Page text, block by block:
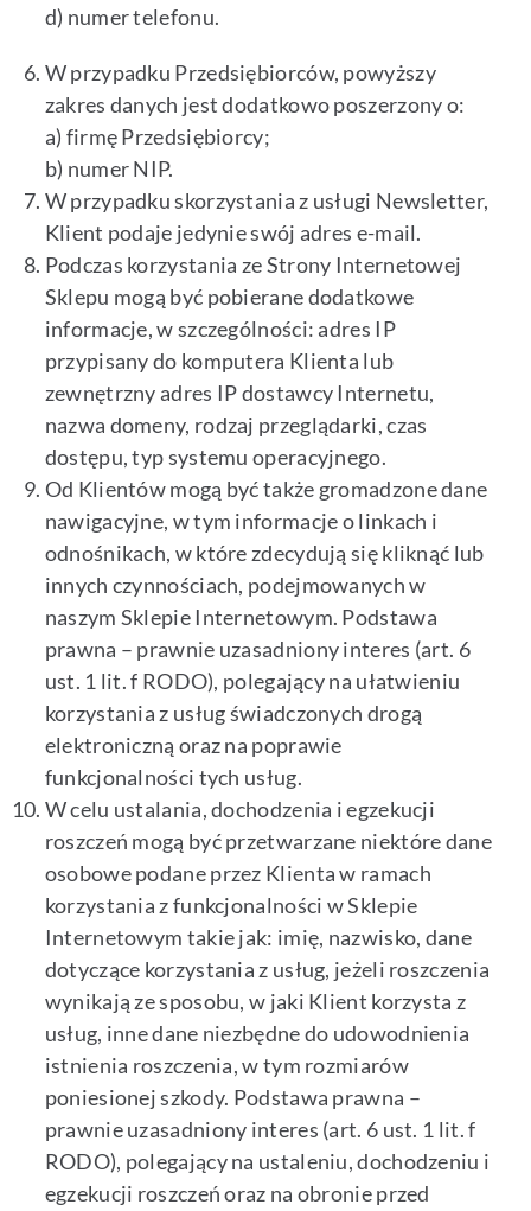
d) numer telefonu.
W przypadku Przedsiębiorców, powyższy
zakres danych jest dodatkowo poszerzony o:
a) firmę Przedsiębiorcy;
b) numer NIP.
W przypadku skorzystania z usługi Newsletter,
Klient podaje jedynie swój adres e-mail.
Podczas korzystania ze Strony Internetowej
Sklepu mogą być pobierane dodatkowe
informacje, w szczególności: adres IP
przypisany do komputera Klienta lub
zewnętrzny adres IP dostawcy Internetu,
nazwa domeny, rodzaj przeglądarki, czas
dostępu, typ systemu operacyjnego.
Od Klientów mogą być także gromadzone dane
nawigacyjne, w tym informacje o linkach i
odnośnikach, w które zdecydują się kliknąć lub
innych czynnościach, podejmowanych w
naszym Sklepie Internetowym. Podstawa
prawna – prawnie uzasadniony interes (art. 6
ust. 1 lit. f RODO), polegający na ułatwieniu
korzystania z usług świadczonych drogą
elektroniczną oraz na poprawie
funkcjonalności tych usług.
W celu ustalania, dochodzenia i egzekucji
roszczeń mogą być przetwarzane niektóre dane
osobowe podane przez Klienta w ramach
korzystania z funkcjonalności w Sklepie
Internetowym takie jak: imię, nazwisko, dane
dotyczące korzystania z usług, jeżeli roszczenia
wynikają ze sposobu, w jaki Klient korzysta z
usług, inne dane niezbędne do udowodnienia
istnienia roszczenia, w tym rozmiarów
poniesionej szkody. Podstawa prawna –
prawnie uzasadniony interes (art. 6 ust. 1 lit. f
RODO), polegający na ustaleniu, dochodzeniu i
egzekucji roszczeń oraz na obronie przed